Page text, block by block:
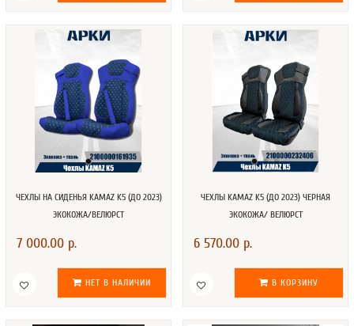
ЧЕХЛЫ НА СИДЕНЬЯ KAMAZ K5 (ДО 2023)
ЭКОКОЖА/ВЕЛЮРСТ
7 000.00 р.
НЕТ В НАЛИЧИИ
ЧЕХЛЫ KAMAZ K5 (ДО 2023) ЧЕРНАЯ
ЭКОКОЖА/ ВЕЛЮРСТ
6 570.00 р.
В КОРЗИНУ